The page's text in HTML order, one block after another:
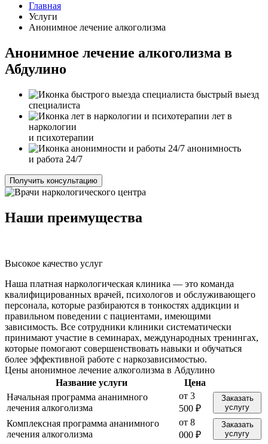
Главная
Услуги
Анонимное лечение алкоголизма
Анонимное лечение алкоголизма в
Абдулино
быстрый выезд
специалиста
лет в
наркологии
и психотерапии
анонимность
и работа 24/7
Получить консультацию
Наши преимущества
Высокое качество услуг
Наша платная наркологическая клиника — это команда
квалифицированных врачей, психологов и обслуживающего
персонала, которые разбираются в тонкостях аддикции и
правильном поведении с пациентами, имеющими
зависимость. Все сотрудники клиники систематически
принимают участие в семинарах, международных тренингах,
которые помогают совершенствовать навыки и обучаться
более эффективной работе с наркозависимостью.
Цены анонимное лечение алкоголизма в Абдулино
Название услуги
Цена
Начальная программа ананимного
лечения алкоголизма
от 3
500 ₽
Заказать
услугу
Комплексная программа ананимного
лечения алкоголизма
от 8
000 ₽
Заказать
услугу